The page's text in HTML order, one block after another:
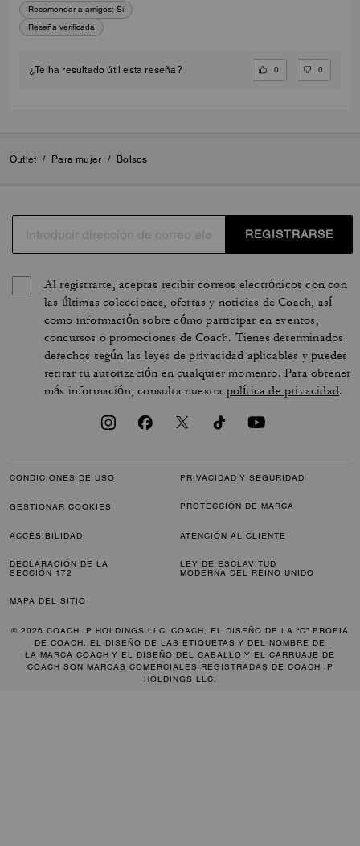
Recomendar a amigos: Sí
Reseña verificada
¿Te ha resultado útil esta reseña? 0 0
Outlet / Para mujer / Bolsos
REGISTRARSE
Al registrarte, aceptas recibir correos electrónicos con con
las últimas colecciones, ofertas y noticias de Coach, así
como información sobre cómo participar en eventos,
concursos o promociones de Coach. Tienes determinados
derechos según las leyes de privacidad aplicables y puedes
retirar tu autorización en cualquier momento. Para obtener
más información, consulta nuestra política de privacidad.
CONDICIONES DE USO PRIVACIDAD Y SEGURIDAD
GESTIONAR COOKIES PROTECCIÓN DE MARCA
ACCESIBILIDAD ATENCIÓN AL CLIENTE
DECLARACIÓN DE LA
SECCIÓN 172
LEY DE ESCLAVITUD
MODERNA DEL REINO UNIDO
MAPA DEL SITIO
© 2026 COACH IP HOLDINGS LLC. COACH, EL DISEÑO DE LA “C” PROPIA
DE COACH, EL DISEÑO DE LAS ETIQUETAS Y DEL NOMBRE DE
LA MARCA COACH Y EL DISEÑO DEL CABALLO Y EL CARRUAJE DE
COACH SON MARCAS COMERCIALES REGISTRADAS DE COACH IP
HOLDINGS LLC.